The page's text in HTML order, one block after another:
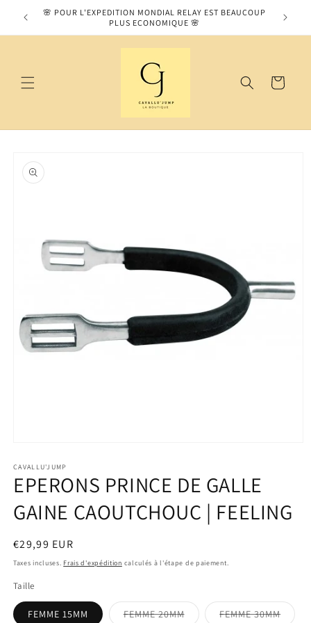
passer
SUR
🌸 POUR L'EXPEDITION MONDIAL RELAY EST BEAUCOUP
PLUS ECONOMIQUE 🌸
Panier
informations
produits
média
1
dans
fenêtre
modale
CAVALLU'JUMP
EPERONS PRINCE DE GALLE
GAINE CAOUTCHOUC | FEELING
Prix
habituel
€29,99 EUR
Taxes incluses. Frais d'expédition calculés à l'étape de paiement.
Taille
FEMME 15MM FEMME 20MM FEMME 30MM